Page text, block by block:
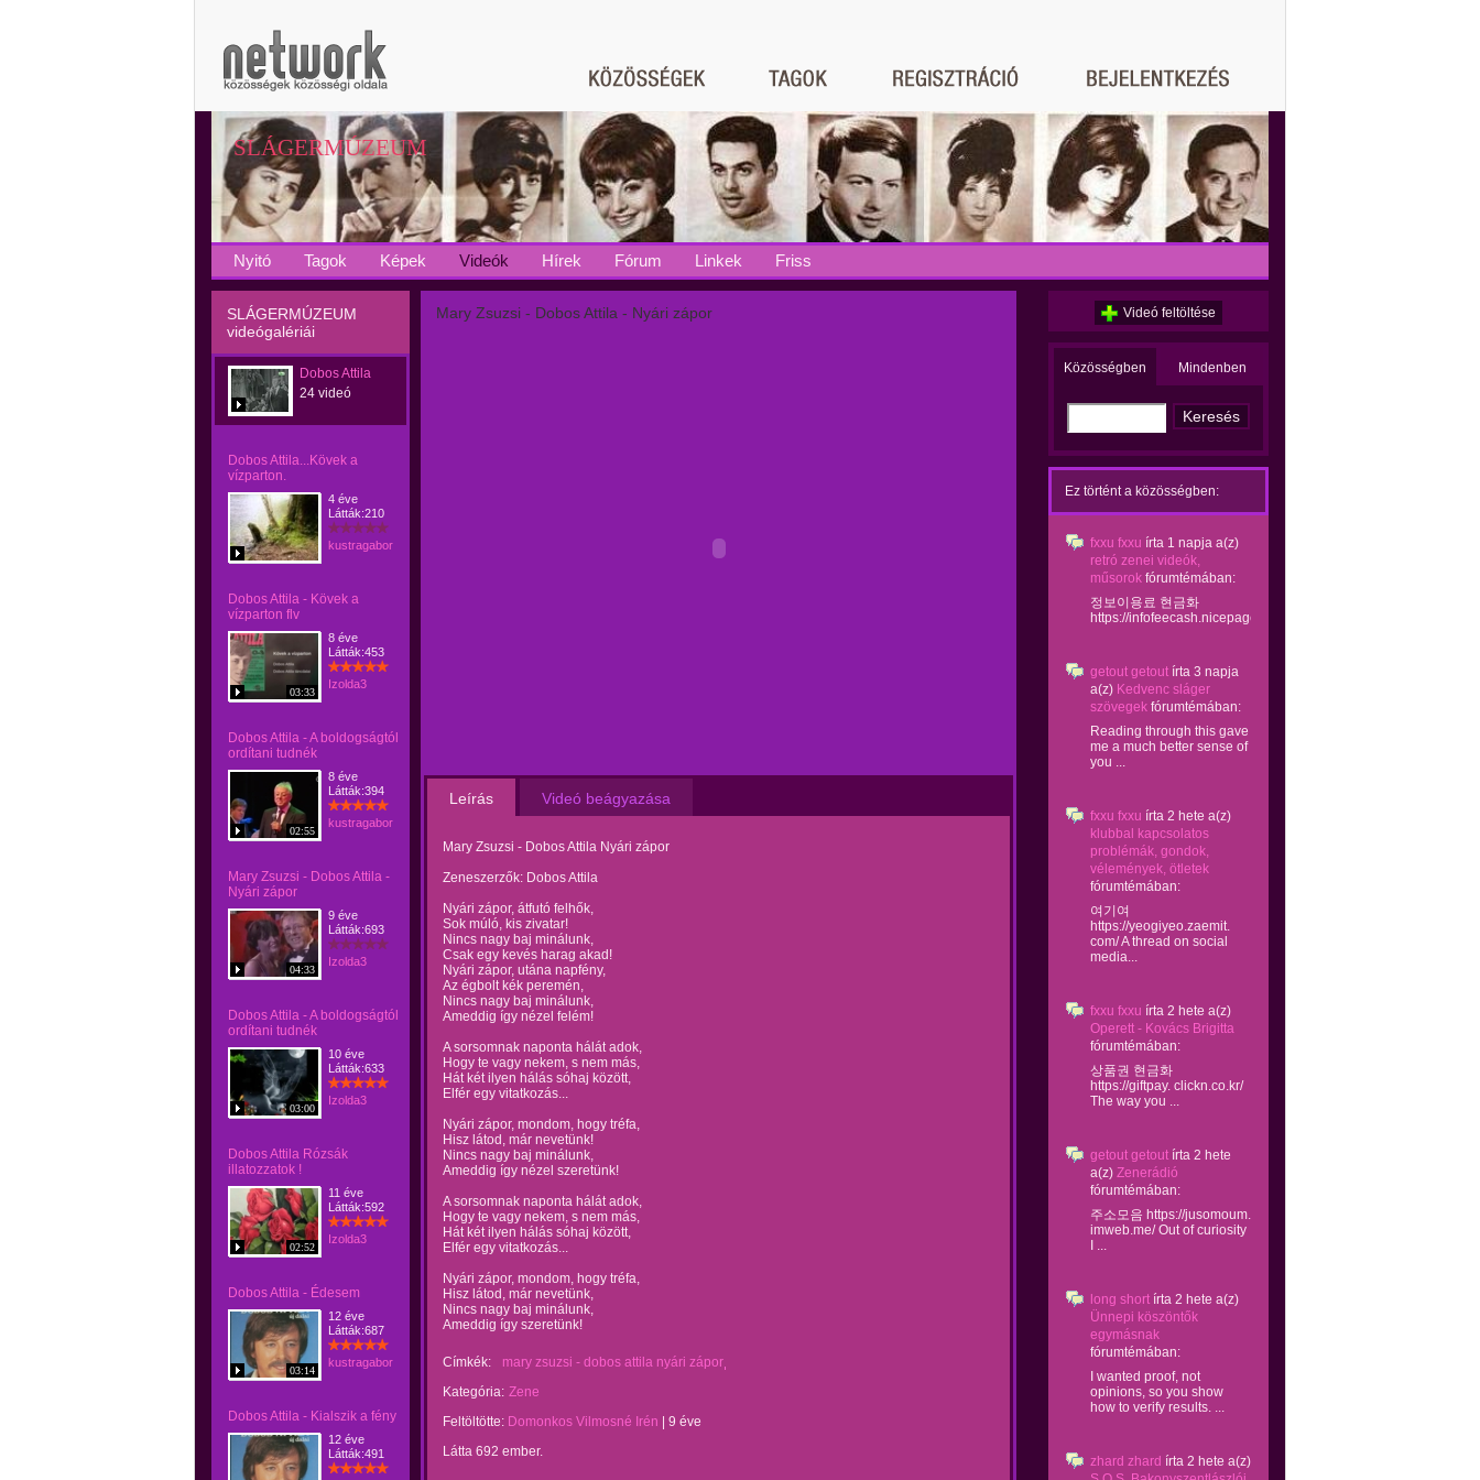
SLÁGERMÚZEUM
Nyitó Tagok Képek Videók Hírek Fórum Linkek Friss
SLÁGERMÚZEUM
videógalériái
Dobos Attila
24 videó
Dobos Attila...Kövek a
vízparton.
4 éve
Látták:210
kustragabor
Dobos Attila - Kövek a
vízparton flv
03:33
8 éve
Látták:453
Izolda3
Dobos Attila - A boldogságtól
ordítani tudnék
02:55
8 éve
Látták:394
kustragabor
Mary Zsuzsi - Dobos Attila -
Nyári zápor
04:33
9 éve
Látták:693
Izolda3
Dobos Attila - A boldogságtól
ordítani tudnék
03:00
10 éve
Látták:633
Izolda3
Dobos Attila Rózsák
illatozzatok !
02:52
11 éve
Látták:592
Izolda3
Dobos Attila - Édesem
03:14
12 éve
Látták:687
kustragabor
Dobos Attila - Kialszik a fény
12 éve
Látták:491
Mary Zsuzsi - Dobos Attila - Nyári zápor
Leírás Videó beágyazása
Mary Zsuzsi - Dobos Attila Nyári zápor
Zeneszerzők: Dobos Attila
Nyári zápor, átfutó felhők,
Sok múló, kis zivatar!
Nincs nagy baj minálunk,
Csak egy kevés harag akad!
Nyári zápor, utána napfény,
Az égbolt kék peremén,
Nincs nagy baj minálunk,
Ameddig így nézel felém!
A sorsomnak naponta hálát adok,
Hogy te vagy nekem, s nem más,
Hát két ilyen hálás sóhaj között,
Elfér egy vitatkozás...
Nyári zápor, mondom, hogy tréfa,
Hisz látod, már nevetünk!
Nincs nagy baj minálunk,
Ameddig így nézel szeretünk!
A sorsomnak naponta hálát adok,
Hogy te vagy nekem, s nem más,
Hát két ilyen hálás sóhaj között,
Elfér egy vitatkozás...
Nyári zápor, mondom, hogy tréfa,
Hisz látod, már nevetünk,
Nincs nagy baj minálunk,
Ameddig így szeretünk!
Címkék:
mary zsuzsi - dobos attila nyári zápor
Kategória: Zene
Feltöltötte: Domonkos Vilmosné Irén
9 éve
Látta 692 ember.
Videó feltöltése
Közösségben Mindenben
Ez történt a közösségben:
fxxu fxxu írta 1 napja a(z)
retró zenei videók,
műsorok fórumtémában:
정보이용료 현금화
https://infofeecash.nicepage...
getout getout írta 3 napja
a(z) Kedvenc sláger
szövegek fórumtémában:
Reading through this gave
me a much better sense of
you ...
fxxu fxxu írta 2 hete a(z)
klubbal kapcsolatos
problémák, gondok,
vélemények, ötletek
fórumtémában:
여기여
https://yeogiyeo.zaemit.
com/ A thread on social
media...
fxxu fxxu írta 2 hete a(z)
Operett - Kovács Brigitta
fórumtémában:
상품권 현금화
https://giftpay. clickn.co.kr/
The way you ...
getout getout írta 2 hete
a(z) Zenerádió
fórumtémában:
주소모음 https://jusomoum.
imweb.me/ Out of curiosity
I ...
long short írta 2 hete a(z)
Ünnepi köszöntők
egymásnak
fórumtémában:
I wanted proof, not
opinions, so you show
how to verify results. ...
zhard zhard írta 2 hete a(z)